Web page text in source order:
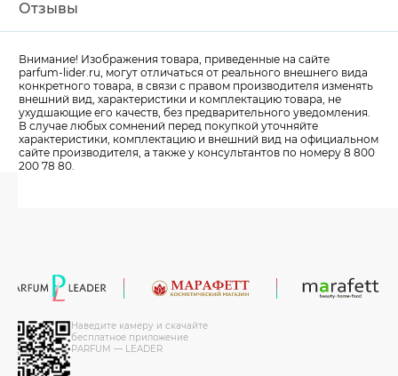
Отзывы
Внимание! Изображения товара, приведенные на сайте
parfum-lider.ru, могут отличаться от реального внешнего вида
конкретного товара, в связи с правом производителя изменять
внешний вид, характеристики и комплектацию товара, не
ухудшающие его качеств, без предварительного уведомления.
В случае любых сомнений перед покупкой уточняйте
характеристики, комплектацию и внешний вид на официальном
сайте производителя, а также у консультантов по номеру 8 800
200 78 80.
Наведите камеру и скачайте
бесплатное приложение
PARFUM — LEADER